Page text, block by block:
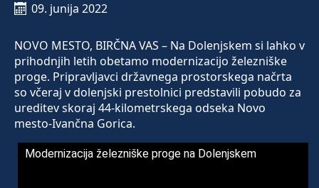
09. junija 2022
NOVO MESTO, BIRČNA VAS – Na Dolenjskem si lahko v
prihodnjih letih obetamo modernizacijo železniške
proge. Pripravljavci državnega prostorskega načrta
so včeraj v dolenjski prestolnici predstavili pobudo za
ureditev skoraj 44-kilometrskega odseka Novo
mesto-Ivančna Gorica.
Modernizacija železniške proge na Dolenjskem